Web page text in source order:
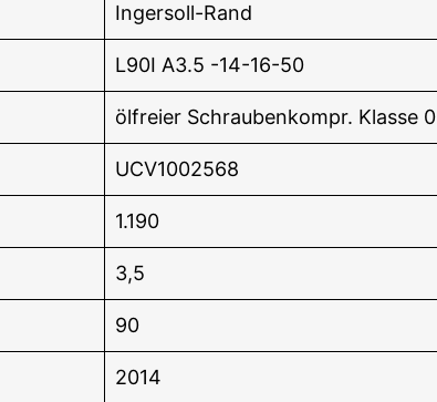
Ingersoll-Rand
L90I A3.5 -14-16-50
ölfreier Schraubenkompr. Klasse 0
UCV1002568
1.190
3,5
90
2014